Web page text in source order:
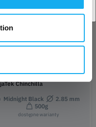
zł 458,00/kilogram)
w magazynie:11
Chinchilla
Midnight Black
2.85 mm
500g
dostępne warianty